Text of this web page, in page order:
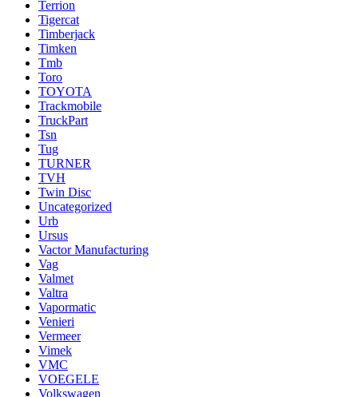
Terrion
Tigercat
Timberjack
Timken
Tmb
Toro
TOYOTA
Trackmobile
TruckPart
Tsn
Tug
TURNER
TVH
Twin Disc
Uncategorized
Urb
Ursus
Vactor Manufacturing
Vag
Valmet
Valtra
Vapormatic
Venieri
Vermeer
Vimek
VMC
VOEGELE
Volkswagen